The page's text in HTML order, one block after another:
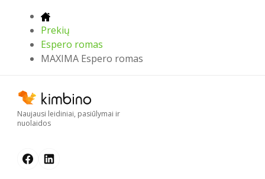
Prekių
Espero romas
MAXIMA Espero romas
Naujausi leidiniai, pasiūlymai ir
nuolaidos